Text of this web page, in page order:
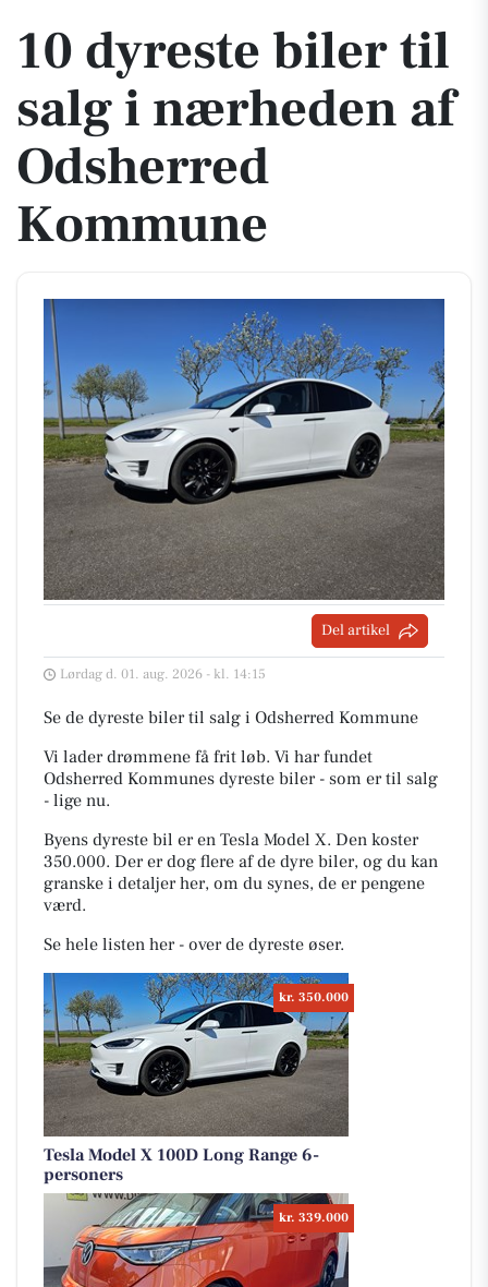
10 dyreste biler til
salg i nærheden af
Odsherred
Kommune
Del artikel
Lørdag d. 01. aug. 2026 - kl. 14:15
Se de dyreste biler til salg i Odsherred Kommune
Vi lader drømmene få frit løb. Vi har fundet
Odsherred Kommunes dyreste biler - som er til salg
- lige nu.
Byens dyreste bil er en Tesla Model X. Den koster
350.000. Der er dog flere af de dyre biler, og du kan
granske i detaljer her, om du synes, de er pengene
værd.
Se hele listen her - over de dyreste øser.
kr. 350.000
Tesla Model X 100D Long Range 6-
personers
kr. 339.000